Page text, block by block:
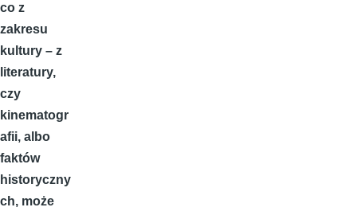
co z
zakresu
kultury – z
literatury,
czy
kinematogr
afii, albo
faktów
historyczny
ch, może